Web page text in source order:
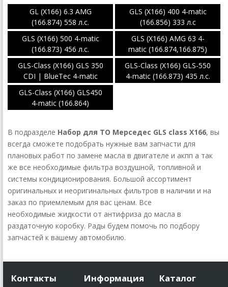
GL (X166) 6.3 AMG
(166.874) 558 л.с.
GLS (X166) 400 4-matic
(166.856) 333 л.с
GLS (X166) 500 4-matic
(166.873) 456 л.с.
GLS (X166) AMG 63 4-
matic (166.874,166.875)
585 л.с.
GLS-Class (X166) GLS 350
CDI | BlueTec 4-matic
(166.823, 166.824) 258 л.с.
GLS-Class (X166) GLS-550
4-matic (166.873) 435 л.с.
GLS-Class (X166) GLS450
4-matic (166.864)
В подразделе Набор для ТО Мерседес GLS class X166, вы
всегда сможете подобрать нужные вам запчасти для
плановых работ по замене масла в двигателе и акпп а так
же все необходимые фильтра воздушной, топливной и
системы кондиционирования. Большой ассортимент
оригинальных и неоригинальных фильтров в наличии и на
заказ по приемлемым для вас ценам. Все
необходимые жидкости от антифриза до масла в
раздаточную коробку. Рады будем помочь по подбору
запчастей к вашему автомобилю.
Контакты Информация Каталог